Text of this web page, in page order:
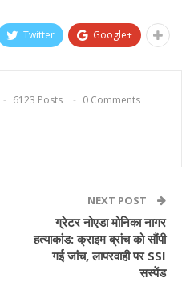
Twitter Google+
6123 Posts 0 Comments
NEXT POST
ग्रेटर नोएडा मोनिका नागर
हत्याकांड: क्राइम ब्रांच को सौंपी
गई जांच, लापरवाही पर SSI
सस्पेंड